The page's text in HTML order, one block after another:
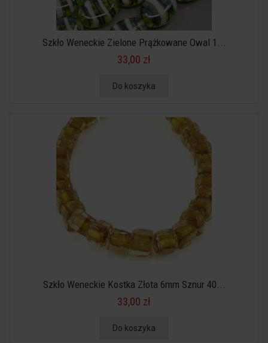
Szkło Weneckie Zielone Prążkowane Owal 1...
33,00 zł
Do koszyka
Szkło Weneckie Kostka Złota 6mm Sznur 40...
33,00 zł
Do koszyka